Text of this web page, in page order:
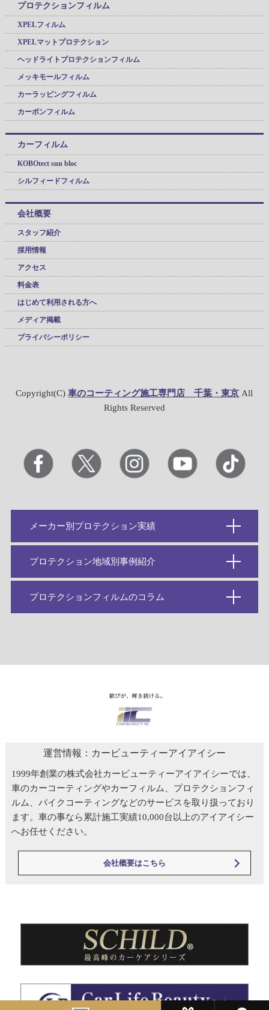
プロテクションフィルム
XPELフィルム
XPELマットプロテクション
ヘッドライトプロテクションフィルム
メッキモールフィルム
カーラッピングフィルム
カーボンフィルム
カーフィルム
KOBOtect sun bloc
シルフィードフィルム
会社概要
スタッフ紹介
採用情報
アクセス
料金表
はじめて利用される方へ
メディア掲載
プライバシーポリシー
Copyright(C)車のコーティング施工専門店 千葉・東京 All
Rights Reserved
メーカー別プロテクション実績
プロテクション地域別事例紹介
プロテクションフィルムのコラム
運営情報：カービューティーアイアイシー
1999年創業の株式会社カービューティーアイアイシーでは、
車のカーコーティングやカーフィルム、プロテクションフィ
ルム、バイクコーティングなどのサービスを取り扱っており
ます。車の事なら累計施工実績10,000台以上のアイアイシー
へお任せください。
会社概要はこちら